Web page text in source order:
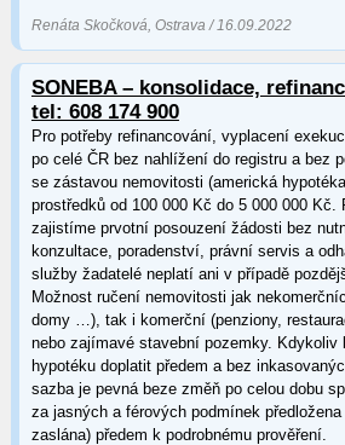
Renáta Skočková, Ostrava / 16.09.2022
SONEBA – konsolidace,
tel: 608 174 900
Pro potřeby refinancování, vyplacení
po celé ČR bez nahlížení do registru a bez
se zástavou nemovitosti (americká
prostředků od 100 000 Kč do 5 000 000 Kč.
zajistíme prvotní posouzení žádosti bez
konzultace, poradenství, právní servis a
služby žadatelé neplatí ani v případě
Možnost ručení nemovitosti jak
domy …), tak i komerční (penziony,
nebo zajímavé stavební pozemky. Kdykoliv
hypotéku doplatit předem a bez
sazba je pevná beze změň po celou dobu
za jasných a férových podmínek
zaslána) předem k podrobnému prověření.